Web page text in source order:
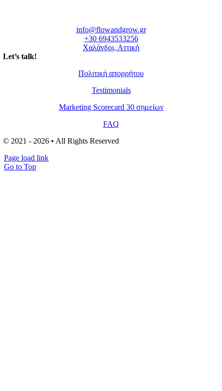
info@flowandgrow.gr
+30 6943533256
Χαλάνδρι, Αττική
Let’s talk!
Πολιτική απορρήτου
Testimonials
Marketing Scorecard 30 σημείων
FAQ
© 2021 - 2026 • All Rights Reserved
Page load link
Go to Top